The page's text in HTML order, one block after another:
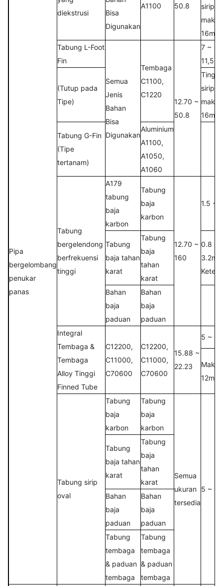
Pipa
bergelombang
penukar
panas
diekstrusi
Bisa
Digunakan
A1100 50.8
sirip
Tabung L-Foot
Fin
Semua
Jenis
Bahan
Bisa
Digunakan
Tembaga
C1100,
C1220
12.70 ~
50.8
7 ~
(Tutup pada
Tipe)
Tinggi
sirip
Tabung G-Fin
(Tipe
tertanam)
Aluminium
A1100,
A1050,
A1060
Tabung
bergelendong
berfrekuensi
tinggi
A179
tabung
baja
karbon
Tabung
baja
karbon
12.70 ~
160
1.5 ~
Tabung
baja tahan
karat
Tabung
baja
tahan
karat
0.8 ~
3.2mm
Bahan
baja
paduan
Bahan
baja
paduan
Integral
Tembaga &
Tembaga
Alloy Tinggi
Finned Tube
C12200,
C11000,
C70600
C12200,
C11000,
C70600
15.88 ~
22.23
5 ~
12mm.
Tabung sirip
oval
Tabung
baja
karbon
Tabung
baja
karbon
Semua
ukuran
tersedia
5 ~
Tabung
baja tahan
karat
Tabung
baja
tahan
karat
Bahan
baja
paduan
Bahan
baja
paduan
Tabung
tembaga
& paduan
tembaga
Tabung
tembaga
& paduan
tembaga